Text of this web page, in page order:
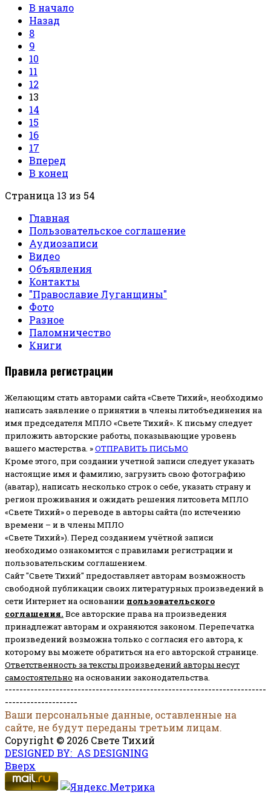
В начало
Назад
8
9
10
11
12
13
14
15
16
17
Вперед
В конец
Страница 13 из 54
Главная
Пользовательское соглашение
Аудиозаписи
Видео
Объявления
Контакты
"Православие Луганщины"
Фото
Разное
Паломничество
Книги
Правила регистрации
Желающим стать авторами сайта «Свете Тихий», необходимо
написать заявление о принятии в члены литобъединения на
имя председателя МПЛО «Свете Тихий». К письму следует
приложить авторские работы, показывающие уровень
вашего мастерства. »ОТПРАВИТЬ ПИСЬМО
Кроме этого, при создании учетной записи следует указать
настоящие имя и фамилию, загрузить свою фотографию
(аватар), написать несколько строк о себе, указать страну и
регион проживания и ожидать решения литсовета МПЛО
«Свете Тихий» о переводе в авторы сайта (по истечению
времени – и в члены МПЛО
«Свете Тихий»). Перед созданием учётной записи
необходимо ознакомится с правилами регистрации и
пользовательским соглашением.
Сайт "Свете Тихий" предоставляет авторам возможность
свободной публикации своих литературных произведений в
сети Интернет на основании пользовательского
соглашения. Все авторские права на произведения
принадлежат авторам и охраняются законом. Перепечатка
произведений возможна только с согласия его автора, к
которому вы можете обратиться на его авторской странице.
Ответственность за тексты произведений авторы несут
самостоятельно на основании законодательства.
------------------------------------------------------------------------
--------------------
Ваши персональные данные, оставленные на
сайте, не будут переданы третьим лицам.
Copyright © 2026 Свете Тихий
DESIGNED BY: AS DESIGNING
Вверх